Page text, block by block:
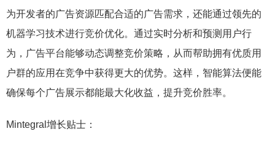
为开发者的广告资源匹配合适的广告需求，还能通过领先的
机器学习技术进行竞价优化。通过实时分析和预测用户行
为，广告平台能够动态调整竞价策略，从而帮助拥有优质用
户群的应用在竞争中获得更大的优势。这样，智能算法便能
确保每个广告展示都能最大化收益，提升竞价胜率。
Mintegral增长贴士：